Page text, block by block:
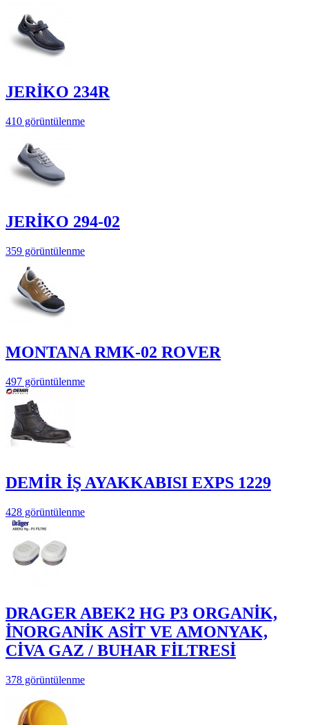
JERİKO 234R
410 görüntülenme
JERİKO 294-02
359 görüntülenme
MONTANA RMK-02 ROVER
497 görüntülenme
DEMİR İŞ AYAKKABISI EXPS 1229
428 görüntülenme
DRAGER ABEK2 HG P3 ORGANİK,
İNORGANİK ASİT VE AMONYAK,
CİVA GAZ / BUHAR FİLTRESİ
378 görüntülenme